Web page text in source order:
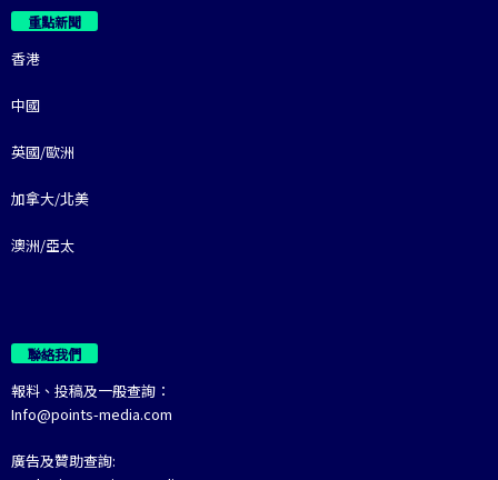
重點新聞
香港
中國
英國/歐洲
加拿大/北美
澳洲/亞太
聯絡我們
報料、投稿及一般查詢：
Info@points-media.com
廣告及贊助查詢: